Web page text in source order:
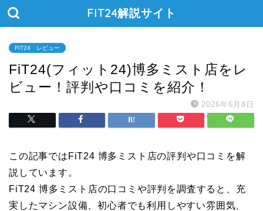
FIT24解説サイト
FIT24 レビュー
FiT24(フィット24)博多ミスト店をレ
ビュー！評判や口コミを紹介！
2026年6月8日
この記事ではFiT24 博多ミスト店の評判や口コミを解
説しています。
FiT24 博多ミスト店の口コミや評判を調査すると、充
実したマシン設備、初心者でも利用しやすい雰囲気、